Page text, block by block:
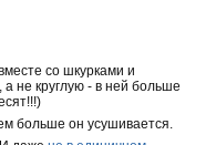
со шкурками и
не круглую - в ней больше
больше он усушивается.